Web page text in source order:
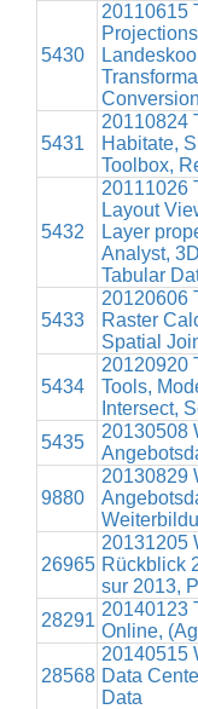
5430
20110615
5431
20110824
Habitate,
Toolbox,
5432
20111026
Layout
Layer
Analyst,
Tabular
5433
20120606
Raster
Spatial
5434
20120920
Tools,
Intersect,
5435
20130508
9880
20130829
26965
20131205
Rückblick
sur 2013,
28291
20140123 Training GIS:
Online,
28568
20140515
Data
Data